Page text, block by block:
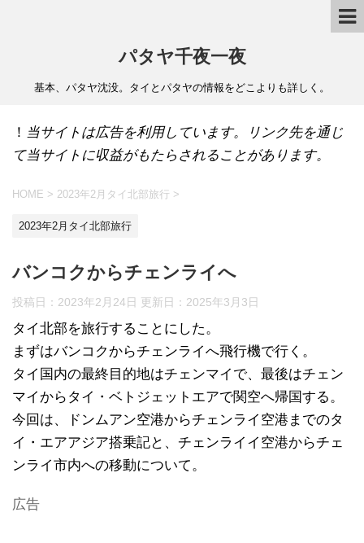
パタヤ千夜一夜
基本、パタヤ沈没。タイとパタヤの情報をどこよりも詳しく。
！ 当サイトは広告を利用しています。リンク先を通じ
て当サイトに収益がもたらされることがあります。
HOME > 2023年2月タイ北部旅行 >
2023年2月タイ北部旅行
バンコクからチェンライへ
投稿日：2023年2月24日 更新日： 2025年3月3日
タイ北部を旅行することにした。
まずはバンコクからチェンライへ飛行機で行く。
タイ国内の最終目的地はチェンマイで、最後はチェン
マイからタイ・ベトジェットエアで関空へ帰国する。
今回は、ドンムアン空港からチェンライ空港までのタ
イ・エアアジア搭乗記と、チェンライイ空港からチェ
ンライ市内への移動について。
広告